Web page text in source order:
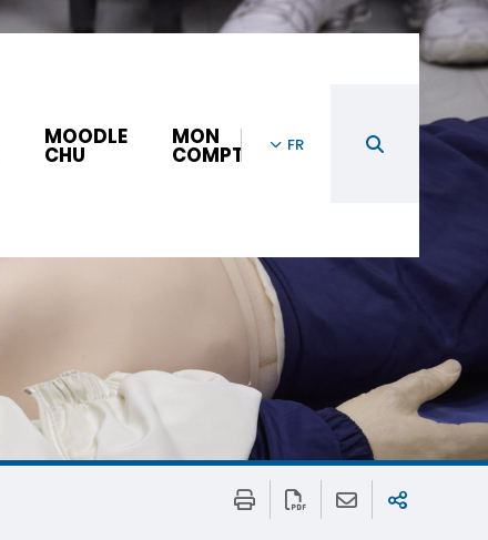
MOODLE
CHU
MON
COMPTE FR